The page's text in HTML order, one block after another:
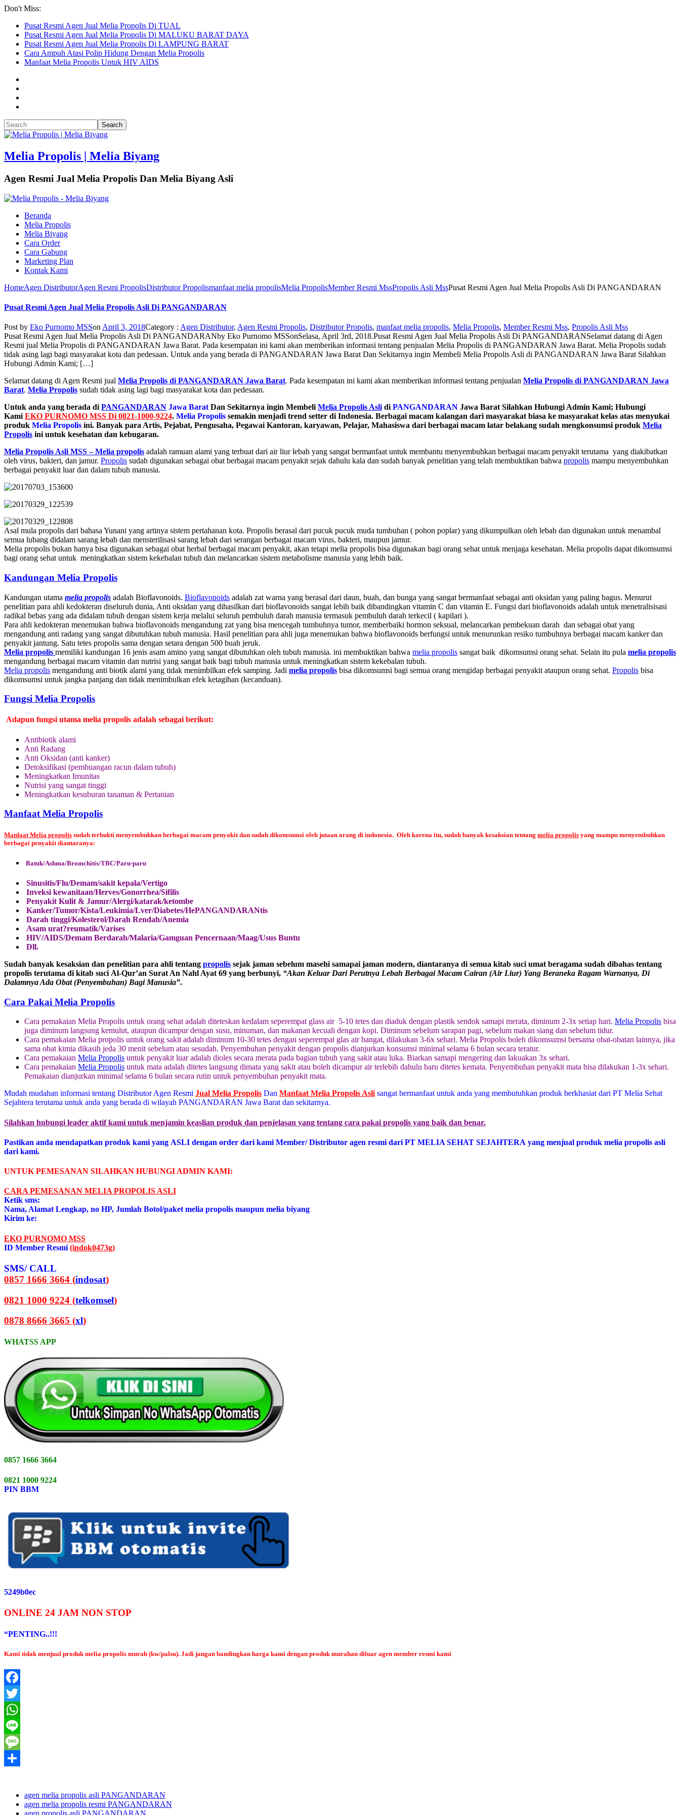
Don't Miss:
Pusat Resmi Agen Jual Melia Propolis Di TUAL
Pusat Resmi Agen Jual Melia Propolis Di MALUKU BARAT DAYA
Pusat Resmi Agen Jual Melia Propolis Di LAMPUNG BARAT
Cara Ampuh Atasi Polip Hidung Dengan Melia Propolis
Manfaat Melia Propolis Untuk HIV AIDS
Melia Propolis | Melia Biyang
Agen Resmi Jual Melia Propolis Dan Melia Biyang Asli
Beranda
Melia Propolis
Melia Biyang
Cara Order
Cara Gabung
Marketing Plan
Kontak Kami
HomeAgen DistributorAgen Resmi PropolisDistributor Propolismanfaat melia propolisMelia PropolisMember Resmi MssPropolis Asli MssPusat Resmi Agen Jual Melia Propolis Asli Di PANGANDARAN
Pusat Resmi Agen Jual Melia Propolis Asli Di PANGANDARAN
Post by Eko Purnomo MSSon April 3, 2018Category : Agen Distributor, Agen Resmi Propolis, Distributor Propolis, manfaat melia propolis, Melia Propolis, Member Resmi Mss, Propolis Asli Mss
Pusat Resmi Agen Jual Melia Propolis Asli Di PANGANDARANby Eko Purnomo MSSonSelasa, April 3rd, 2018.Pusat Resmi Agen Jual Melia Propolis Asli Di PANGANDARANSelamat datang di Agen
Resmi jual Melia Propolis di PANGANDARAN Jawa Barat. Pada kesempatan ini kami akan memberikan informasi tentang penjualan Melia Propolis di PANGANDARAN Jawa Barat. Melia Propolis sudah
tidak asing lagi bagi masyarakat kota dan pedesaan. Untuk anda yang berada di PANGANDARAN Jawa Barat Dan Sekitarnya ingin Membeli Melia Propolis Asli di PANGANDARAN Jawa Barat Silahkan
Hubungi Admin Kami; […]
Selamat datang di Agen Resmi jual Melia Propolis di PANGANDARAN Jawa Barat. Pada kesempatan ini kami akan memberikan informasi tentang penjualan Melia Propolis di PANGANDARAN Jawa
Barat. Melia Propolis sudah tidak asing lagi bagi masyarakat kota dan pedesaan.
Untuk anda yang berada di PANGANDARAN Jawa Barat Dan Sekitarnya ingin Membeli Melia Propolis Asli di PANGANDARAN Jawa Barat Silahkan Hubungi Admin Kami; Hubungi
Kami EKO PURNOMO MSS Di 0821-1000-9224. Melia Propolis semakin menjadi trend setter di Indonesia. Berbagai macam kalangan dari masyarakat biasa ke masyarakat kelas atas menyukai
produk Melia Propolis ini. Banyak para Artis, Pejabat, Pengusaha, Pegawai Kantoran, karyawan, Pelajar, Mahasiswa dari berbagai macam latar belakang sudah mengkonsumsi produk Melia
Propolis ini untuk kesehatan dan kebugaran.
Melia Propolis Asli MSS – Melia propolis adalah ramuan alami yang terbuat dari air liur lebah yang sangat bermanfaat untuk membantu menyembuhkan berbagai macam penyakit terutama yang diakibatkan
oleh virus, bakteri, dan jamur. Propolis sudah digunakan sebagai obat berbagai macam penyakit sejak dahulu kala dan sudah banyak penelitian yang telah membuktikan bahwa propolis mampu menyembuhkan
berbagai penyakit luar dan dalam tubuh manusia.
Asal mula propolis dari bahasa Yunani yang artinya sistem pertahanan kota. Propolis berasal dari pucuk pucuk muda tumbuhan ( pohon poplar) yang dikumpulkan oleh lebah dan digunakan untuk menambal
semua lubang didalam sarang lebah dan mensterilisasi sarang lebah dari serangan berbagai macam virus, bakteri, maupun jamur.
Melia propolis bukan hanya bisa digunakan sebagai obat herbal berbagai macam penyakit, akan tetapi melia propolis bisa digunakan bagi orang sehat untuk menjaga kesehatan. Melia propolis dapat dikomsumsi
bagi orang sehat untuk meningkatkan sistem kekebalan tubuh dan melancarkan sistem metabolisme manusia yang lebih baik.
Kandungan Melia Propolis
Kandungan utama melia propolis adalah Bioflavonoids. Bioflavonoids adalah zat warna yang berasal dari daun, buah, dan bunga yang sangat bermanfaat sebagai anti oksidan yang paling bagus. Menurut
penelitian para ahli kedokteran diseluruh dunia, Anti oksidan yang dihasilkan dari bioflavonoids sangat lebih baik dibandingkan vitamin C dan vitamin E. Fungsi dari bioflavonoids adalah untuk menetralisisasi
radikal bebas yang ada didalam tubuh dengan sistem kerja melalui seluruh pembuluh darah manusia termasuk pembuluh darah terkecil ( kapilari ).
Para ahli kedokteran menemukan bahwa bioflavonoids mengandung zat yang bisa mencegah tumbuhnya tumor, memberbaiki hormon seksual, melancarkan pembekuan darah dan sebagai obat yang
mengandung anti radang yang sangat dibutuhkan tubuh manusia. Hasil penelitian para ahli juga menemukan bahwa bioflavonoids berfungsi untuk menurunkan resiko tumbuhnya berbagai macam kanker dan
penyakit jantung. Satu tetes propolis sama dengan setara dengan 500 buah jeruk.
Melia propolis memiliki kandungan 16 jenis asam amino yang sangat dibutuhkan oleh tubuh manusia. ini membuktikan bahwa melia propolis sangat baik dikomsumsi orang sehat. Selain itu pula melia propolis
mengandung berbagai macam vitamin dan nutrisi yang sangat baik bagi tubuh manusia untuk meningkatkan sistem kekebalan tubuh.
Melia propolis mengandung anti biotik alami yang tidak menimbilkan efek samping. Jadi melia propolis bisa dikomsumsi bagi semua orang mengidap berbagai penyakit ataupun orang sehat. Propolis bisa
dikomsumsi untuk jangka panjang dan tidak menimbulkan efek ketagihan (kecanduan).
Fungsi Melia Propolis
Adapun fungsi utama melia propolis adalah sebagai berikut:
Antibiotik alami
Anti Radang
Anti Oksidan (anti kanker)
Detoksifikasi (pembuangan racun dalam tubuh)
Meningkatkan Imunitas
Nutrisi yang sangat tinggi
Meningkatkan kesuburan tanaman & Pertanian
Manfaat Melia Propolis
Manfaat Melia propolis sudah terbukti menyembuhkan berbagai macam penyakit dan sudah dikomsumsi oleh jutaan orang di indonesia. Oleh karena itu, sudah banyak kesaksian tentang melia propolis yang mampu menyembuhkan
berbagai penyakit diantaranya:
Batuk/Ashma/Bromchitis/TBC/Paru-paru
Sinusitis/Flu/Demam/sakit kepala/Vertigo
Inveksi kewanitaan/Herves/Gonorrhea/Sifilis
Penyakit Kulit & Jamur/Alergi/katarak/ketombe
Kanker/Tumor/Kista/Leukimia/Lver/Diabetes/HePANGANDARANtis
Darah tinggi/Kolesterol/Darah Rendah/Anemia
Asam urat?reumatik/Varises
HIV/AIDS/Demam Berdarah/Malaria/Gamguan Pencernaan/Maag/Usus Buntu
Dll.
Sudah banyak kesaksian dan penelitian para ahli tentang propolis sejak jaman sebelum masehi samapai jaman modern, diantaranya di semua kitab suci umat beragama sudah dibahas tentang
propolis terutama di kitab suci Al-Qur’an Surat An Nahl Ayat 69 yang berbunyi, “Akan Keluar Dari Perutnya Lebah Berbagai Macam Cairan (Air Liur) Yang Beraneka Ragam Warnanya, Di
Dalamnya Ada Obat (Penyembuhan) Bagi Manusia”.
Cara Pakai Melia Propolis
Cara pemakaian Melia Propolis untuk orang sehat adalah diteteskan kedalam seperempat glass air 5-10 tetes dan diaduk dengan plastik sendok samapi merata, diminum 2-3x setiap hari. Melia Propolis bisa
juga diminum langsung kemulut, ataupun dicampur dengan susu, minuman, dan makanan kecuali dengan kopi. Diminum sebelum sarapan pagi, sebelum makan siang dan sebelum tidur.
Cara pemakaian Melia propolis untuk orang sakit adalah diminum 10-30 tetes dengan seperempat glas air hangat, dilakukan 3-6x sehari. Melia Propolis boleh dikomsumsi bersama obat-obatan lainnya, jika
sama obat kimia dikasih jeda 30 menit sebelum atau sesudah. Penyembuhan penyakit dengan propolis dianjurkan konsumsi minimal selama 6 bulan secara teratur.
Cara pemakaian Melia Propolis untuk penyakit luar adalah dioles secara merata pada bagian tubuh yang sakit atau luka. Biarkan samapi mengering dan lakuakan 3x sehari.
Cara pemakaian Melia Propolis untuk mata adalah ditetes langsung dimata yang sakit atau boleh dicampur air terlebih dahulu baru ditetes kemata. Penyembuhan penyakit mata bisa dilakukan 1-3x sehari.
Pemakaian dianjurkan minimal selama 6 bulan secara rutin untuk penyembuhan penyakit mata.
Mudah mudahan informasi tentang Distributor Agen Resmi Jual Melia Propolis Dan Manfaat Melia Propolis Aslisangat bermanfaat untuk anda yang membutuhkan produk berkhasiat dari PT Melia Sehat
Sejahtera terutama untuk anda yang berada di wilayah PANGANDARAN Jawa Barat dan sekitarnya.
Silahkan hubungi leader aktif kami untuk menjamin keaslian produk dan penjelasan yang tentang cara pakai propolis yang baik dan benar.
Pastikan anda mendapatkan produk kami yang ASLI dengan order dari kami Member/ Distributor agen resmi dari PT MELIA SEHAT SEJAHTERA yang menjual produk melia propolis asli
dari kami.
UNTUK PEMESANAN SILAHKAN HUBUNGI ADMIN KAMI:
CARA PEMESANAN MELIA PROPOLIS ASLI
Ketik sms:
Nama, Alamat Lengkap, no HP, Jumlah Botol/paket melia propolis maupun melia biyang
Kirim ke:
EKO PURNOMO MSS
ID Member Resmi (indok0473g)
SMS/ CALL
0857 1666 3664 (indosat)
0821 1000 9224 (telkomsel)
0878 8666 3665 (xl)
WHATSS APP
0857 1666 3664
0821 1000 9224
PIN BBM
5249b0ec
ONLINE 24 JAM NON STOP
“PENTING..!!!
Kami tidak menjual produk melia propolis murah (kw/palsu). Jadi jangan bandingkan harga kami dengan produk murahan diluar agen member resmi kami
Facebook
Twitter
WhatsApp
Line
Message
agen melia propolis asli PANGANDARAN
agen melia propolis resmi PANGANDARAN
agen propolis asli PANGANDARAN